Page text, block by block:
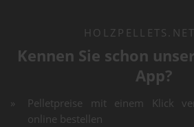
Kennen Sie schon
App?
Pelletpreise mit einem Klick
online bestellen